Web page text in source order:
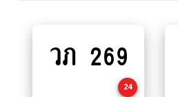
to
วภ 269
24